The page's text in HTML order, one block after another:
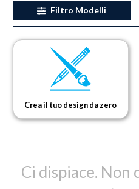
Filtro Modelli
Crea il tuo design da zero
Ci dispiace. Non